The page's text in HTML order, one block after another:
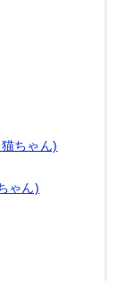
ちゃん)
ゃん)